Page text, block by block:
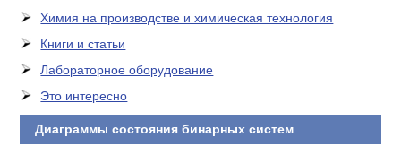
Химия на производстве и химическая технология
Книги и статьи
Лабораторное оборудование
Это интересно
Диаграммы состояния бинарных систем